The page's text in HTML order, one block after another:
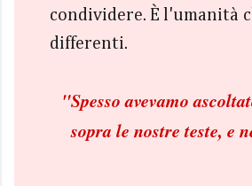
condividere. È l'umanità
differenti.
"Spesso avevamo
sopra le nostre teste, e